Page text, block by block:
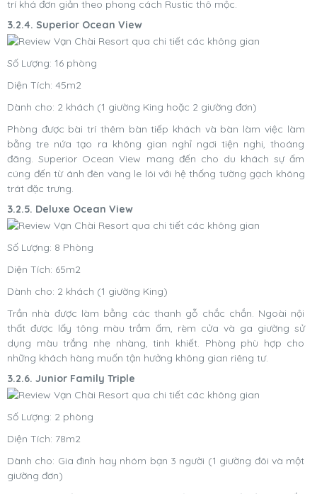
trí khá đơn giản theo phong cách Rustic thô mộc.
3.2.4. Superior Ocean View
Số Lượng: 16 phòng
Diện Tích: 45m2
Dành cho: 2 khách (1 giường King hoặc 2 giường đơn)
Phòng được bài trí thêm bàn tiếp khách và bàn làm việc làm
bằng tre nứa tạo ra không gian nghỉ ngơi tiện nghi, thoáng
đãng. Superior Ocean View mang đến cho du khách sự ấm
cúng đến từ ánh đèn vàng le lói với hệ thống tường gạch không
trát đặc trưng.
3.2.5. Deluxe Ocean View
Số Lượng: 8 Phòng
Diện Tích: 65m2
Dành cho: 2 khách (1 giường King)
Trần nhà được làm bằng các thanh gỗ chắc chắn. Ngoài nội
thất được lấy tông màu trầm ấm, rèm cửa và ga giường sử
dụng màu trắng nhẹ nhàng, tinh khiết. Phòng phù hợp cho
những khách hàng muốn tận hưởng không gian riêng tư.
3.2.6. Junior Family Triple
Số Lượng: 2 phòng
Diện Tích: 78m2
Dành cho: Gia đình hay nhóm bạn 3 người (1 giường đôi và một
giường đơn)